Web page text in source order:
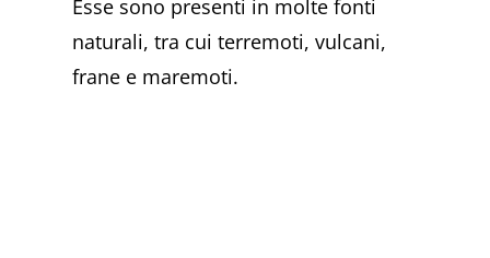
Esse sono presenti in molte fonti
naturali, tra cui terremoti, vulcani,
frane e maremoti.